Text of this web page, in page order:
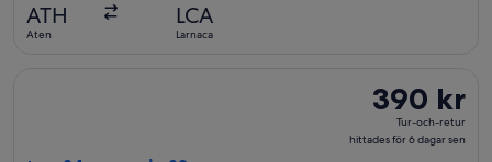
sen
ATH
Aten
LCA
Larnaca
390 kr
Tur-
och-
390 kr
Tur-och-retur
hittades för 6 dagar sen